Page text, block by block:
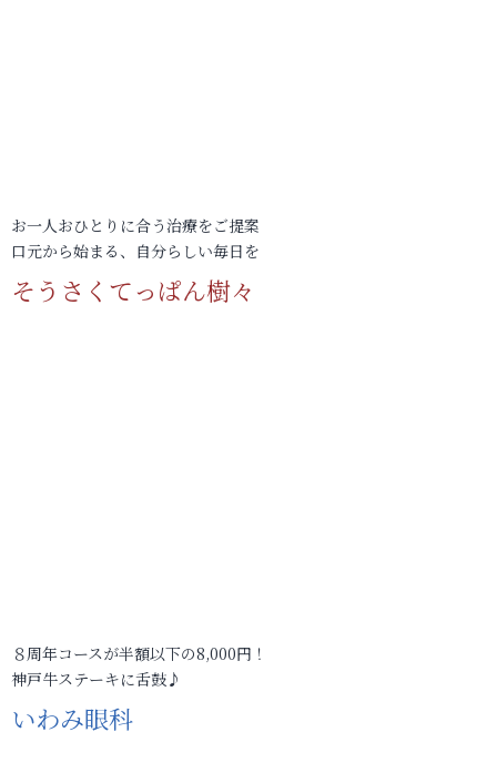
お一人おひとりに合う治療をご提案
口元から始まる、自分らしい毎日を
そうさくてっぱん樹々
８周年コースが半額以下の8,000円！
神戸牛ステーキに舌鼓♪
いわみ眼科